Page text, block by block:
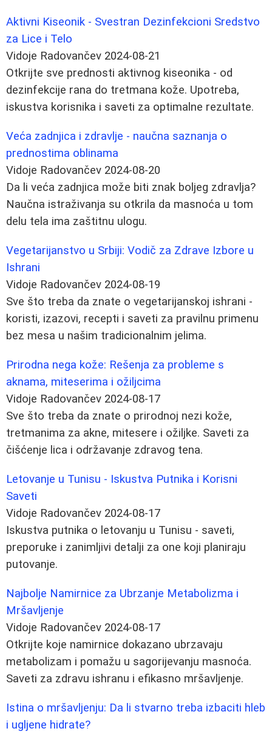
Aktivni Kiseonik - Svestran Dezinfekcioni Sredstvo
za Lice i Telo
Vidoje Radovančev 2024-08-21
Otkrijte sve prednosti aktivnog kiseonika - od
dezinfekcije rana do tretmana kože. Upotreba,
iskustva korisnika i saveti za optimalne rezultate.
Veća zadnjica i zdravlje - naučna saznanja o
prednostima oblinama
Vidoje Radovančev 2024-08-20
Da li veća zadnjica može biti znak boljeg zdravlja?
Naučna istraživanja su otkrila da masnoća u tom
delu tela ima zaštitnu ulogu.
Vegetarijanstvo u Srbiji: Vodič za Zdrave Izbore u
Ishrani
Vidoje Radovančev 2024-08-19
Sve što treba da znate o vegetarijanskoj ishrani -
koristi, izazovi, recepti i saveti za pravilnu primenu
bez mesa u našim tradicionalnim jelima.
Prirodna nega kože: Rešenja za probleme s
aknama, miteserima i ožiljcima
Vidoje Radovančev 2024-08-17
Sve što treba da znate o prirodnoj nezi kože,
tretmanima za akne, mitesere i ožiljke. Saveti za
čišćenje lica i održavanje zdravog tena.
Letovanje u Tunisu - Iskustva Putnika i Korisni
Saveti
Vidoje Radovančev 2024-08-17
Iskustva putnika o letovanju u Tunisu - saveti,
preporuke i zanimljivi detalji za one koji planiraju
putovanje.
Najbolje Namirnice za Ubrzanje Metabolizma i
Mršavljenje
Vidoje Radovančev 2024-08-17
Otkrijte koje namirnice dokazano ubrzavaju
metabolizam i pomažu u sagorijevanju masnoća.
Saveti za zdravu ishranu i efikasno mršavljenje.
Istina o mršavljenju: Da li stvarno treba izbaciti hleb
i ugljene hidrate?